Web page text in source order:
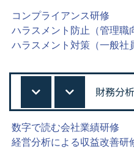
コンプライアンス研修
ハラスメント防止（管理職
ハラスメント対策（一般社
財務分析
数字で読む会社業績研修
経営分析による収益改善研